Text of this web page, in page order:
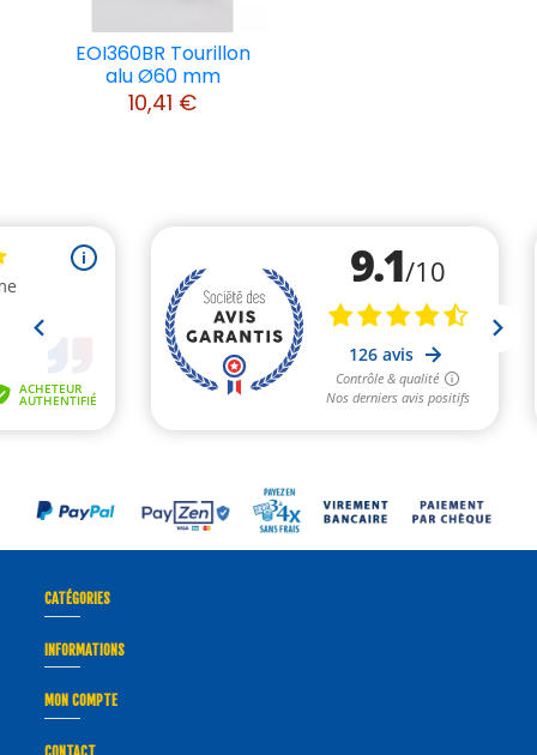
EOI360BR Tourillon
alu Ø60 mm
10,41 €
CATÉGORIES
INFORMATIONS
MON COMPTE